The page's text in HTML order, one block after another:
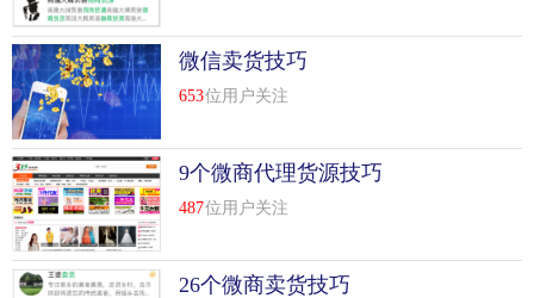
微信卖货技巧
653位用户关注
9个微商代理货源技巧
487位用户关注
26个微商卖货技巧